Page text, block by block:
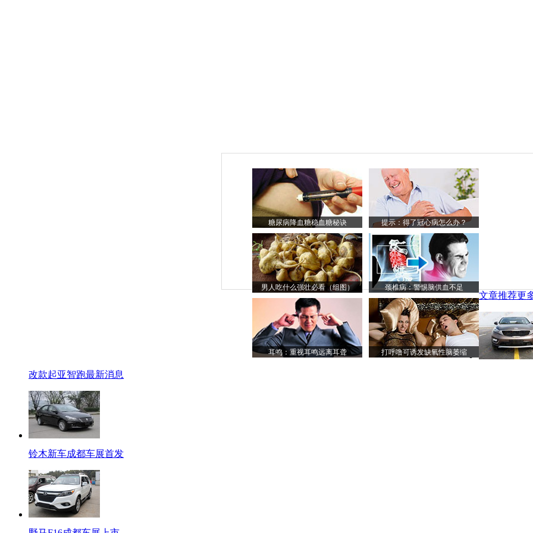
糖尿病降血糖稳血糖秘诀 提示：得了冠心病怎么办？
男人吃什么强壮必看（组图） 颈椎病：警惕脑供血不足
耳鸣：重视耳鸣远离耳聋 打呼噜可诱发缺氧性脑萎缩
文章推荐更
改款起亚智跑最新消息
铃木新车成都车展首发